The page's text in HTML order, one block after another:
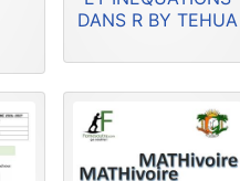
DANS R BY TEHUA